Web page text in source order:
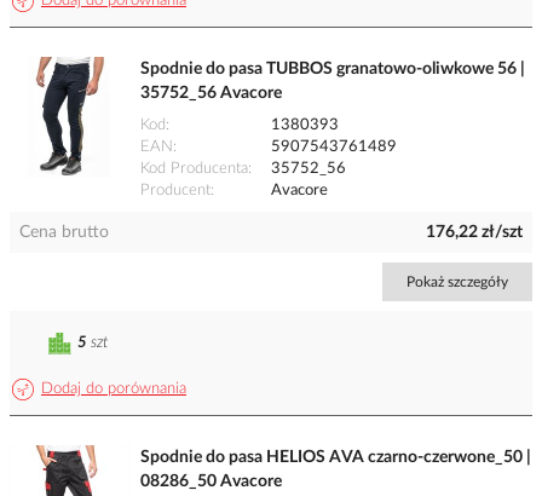
Spodnie do pasa TUBBOS granatowo-oliwkowe 56 |
35752_56 Avacore
Kod
1380393
EAN
5907543761489
Kod Producenta
35752_56
Producent
Avacore
Cena brutto 176,22 zł/szt
Pokaż szczegóły
Dodaj do porównania
5 szt
Spodnie do pasa HELIOS AVA czarno-czerwone_50 |
08286_50 Avacore